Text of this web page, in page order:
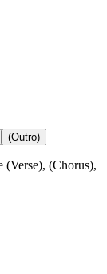
(Outro)
(Verse), (Chorus),